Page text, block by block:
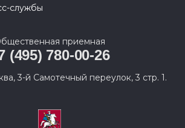
службы
приемная
(495) 780-00-26
3-й Самотечный переулок, 3 стр. 1.